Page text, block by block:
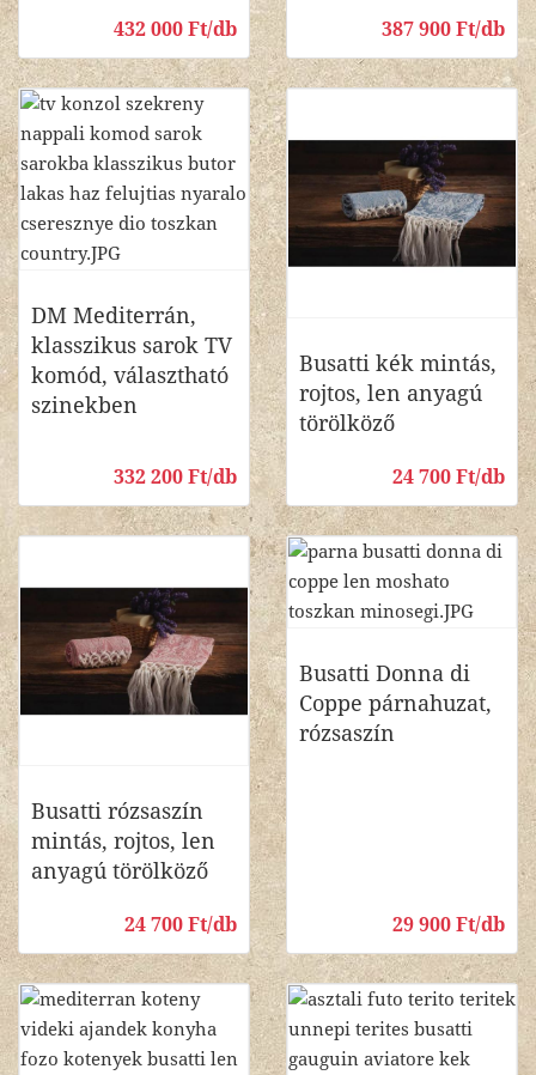
432 000 Ft/db 387 900 Ft/db
DM Mediterrán,
klasszikus sarok TV
komód, választható
szinekben
332 200 Ft/db
Busatti kék mintás,
rojtos, len anyagú
törölköző
24 700 Ft/db
Busatti rózsaszín
mintás, rojtos, len
anyagú törölköző
24 700 Ft/db
Busatti Donna di
Coppe párnahuzat,
rózsaszín
29 900 Ft/db